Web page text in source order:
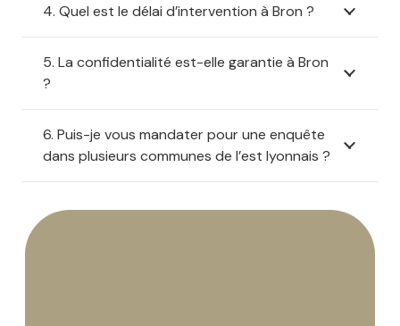
4. Quel est le délai d’intervention à Bron ?
5. La confidentialité est-elle garantie à Bron
?
6. Puis-je vous mandater pour une enquête
dans plusieurs communes de l’est lyonnais ?